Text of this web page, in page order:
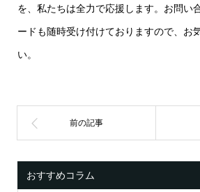
を、私たちは全力で応援します。お問い
ードも随時受け付けておりますので、お
い。
おすすめコラム